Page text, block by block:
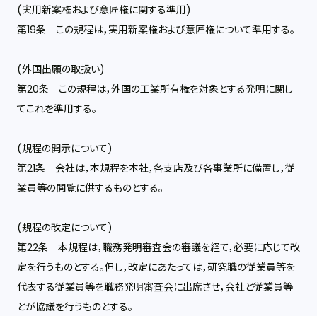
(実用新案権および意匠権に関する準用)
第19条 この規程は，実用新案権および意匠権について準用する。
(外国出願の取扱い)
第20条 この規程は，外国の工業所有権を対象とする発明に関し
てこれを準用する。
(規程の開示について)
第21条 会社は，本規程を本社，各支店及び各事業所に備置し，従
業員等の閲覧に供するものとする。
(規程の改定について)
第22条 本規程は，職務発明審査会の審議を経て，必要に応じて改
定を行うものとする。但し，改定にあたっては，研究職の従業員等を
代表する従業員等を職務発明審査会に出席させ，会社と従業員等
とが協議を行うものとする。